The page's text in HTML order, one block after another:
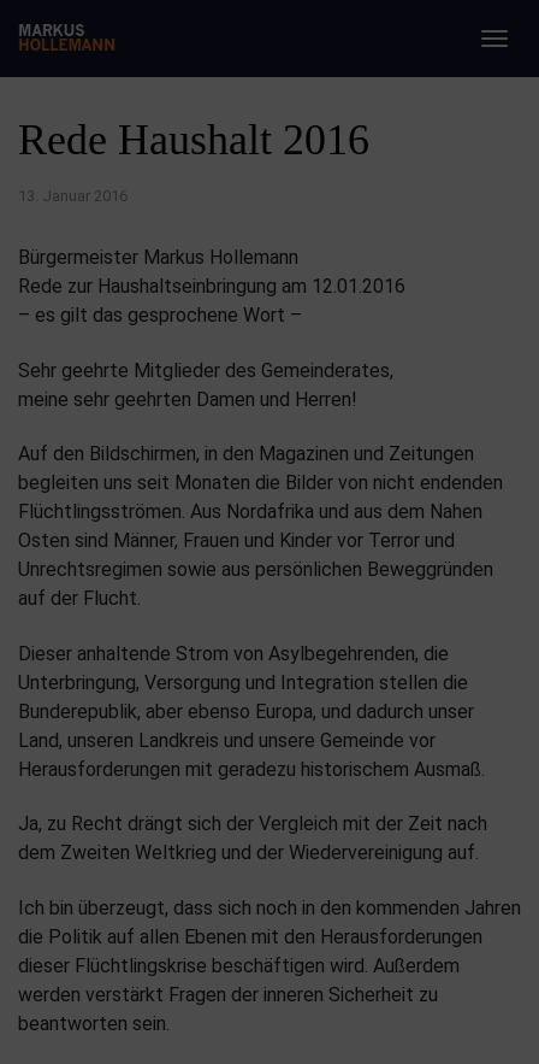
Rede Haushalt 2016
13. Januar 2016
Bürgermeister Markus Hollemann
Rede zur Haushaltseinbringung am 12.01.2016
– es gilt das gesprochene Wort –
Sehr geehrte Mitglieder des Gemeinderates,
meine sehr geehrten Damen und Herren!
Auf den Bildschirmen, in den Magazinen und Zeitungen
begleiten uns seit Monaten die Bilder von nicht endenden
Flüchtlingsströmen. Aus Nordafrika und aus dem Nahen
Osten sind Männer, Frauen und Kinder vor Terror und
Unrechtsregimen sowie aus persönlichen Beweggründen
auf der Flucht.
Dieser anhaltende Strom von Asylbegehrenden, die
Unterbringung, Versorgung und Integration stellen die
Bunderepublik, aber ebenso Europa, und dadurch unser
Land, unseren Landkreis und unsere Gemeinde vor
Herausforderungen mit geradezu historischem Ausmaß.
Ja, zu Recht drängt sich der Vergleich mit der Zeit nach
dem Zweiten Weltkrieg und der Wiedervereinigung auf.
Ich bin überzeugt, dass sich noch in den kommenden Jahren
die Politik auf allen Ebenen mit den Herausforderungen
dieser Flüchtlingskrise beschäftigen wird. Außerdem
werden verstärkt Fragen der inneren Sicherheit zu
beantworten sein.